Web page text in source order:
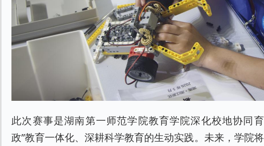
此次赛事是湖南第一师范学院教育学院深化校地协同
政”教育一体化、深耕科学教育的生动实践。未来，学院